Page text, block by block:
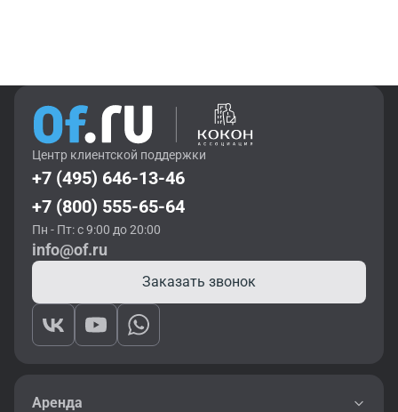
Центр клиентской поддержки
+7 (495) 646-13-46
+7 (800) 555-65-64
Пн - Пт: с 9:00 до 20:00
info@of.ru
Заказать звонок
Аренда